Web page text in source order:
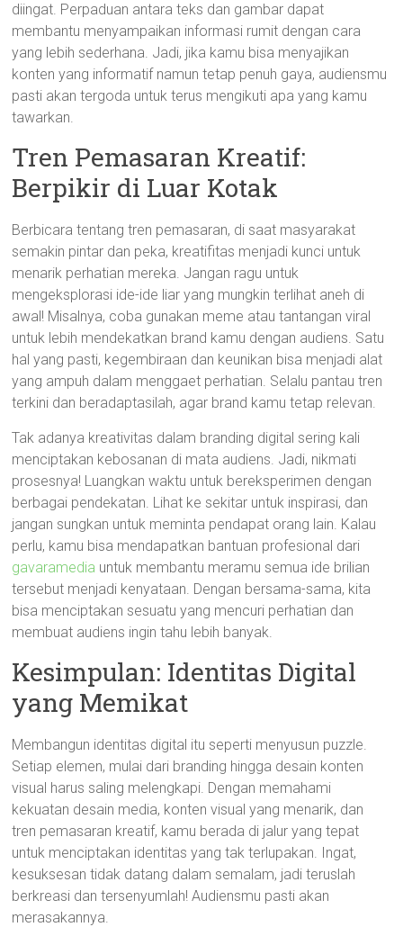
diingat. Perpaduan antara teks dan gambar dapat
membantu menyampaikan informasi rumit dengan cara
yang lebih sederhana. Jadi, jika kamu bisa menyajikan
konten yang informatif namun tetap penuh gaya, audiensmu
pasti akan tergoda untuk terus mengikuti apa yang kamu
tawarkan.
Tren Pemasaran Kreatif:
Berpikir di Luar Kotak
Berbicara tentang tren pemasaran, di saat masyarakat
semakin pintar dan peka, kreatifitas menjadi kunci untuk
menarik perhatian mereka. Jangan ragu untuk
mengeksplorasi ide-ide liar yang mungkin terlihat aneh di
awal! Misalnya, coba gunakan meme atau tantangan viral
untuk lebih mendekatkan brand kamu dengan audiens. Satu
hal yang pasti, kegembiraan dan keunikan bisa menjadi alat
yang ampuh dalam menggaet perhatian. Selalu pantau tren
terkini dan beradaptasilah, agar brand kamu tetap relevan.
Tak adanya kreativitas dalam branding digital sering kali
menciptakan kebosanan di mata audiens. Jadi, nikmati
prosesnya! Luangkan waktu untuk bereksperimen dengan
berbagai pendekatan. Lihat ke sekitar untuk inspirasi, dan
jangan sungkan untuk meminta pendapat orang lain. Kalau
perlu, kamu bisa mendapatkan bantuan profesional dari
gavaramedia untuk membantu meramu semua ide brilian
tersebut menjadi kenyataan. Dengan bersama-sama, kita
bisa menciptakan sesuatu yang mencuri perhatian dan
membuat audiens ingin tahu lebih banyak.
Kesimpulan: Identitas Digital
yang Memikat
Membangun identitas digital itu seperti menyusun puzzle.
Setiap elemen, mulai dari branding hingga desain konten
visual harus saling melengkapi. Dengan memahami
kekuatan desain media, konten visual yang menarik, dan
tren pemasaran kreatif, kamu berada di jalur yang tepat
untuk menciptakan identitas yang tak terlupakan. Ingat,
kesuksesan tidak datang dalam semalam, jadi teruslah
berkreasi dan tersenyumlah! Audiensmu pasti akan
merasakannya.